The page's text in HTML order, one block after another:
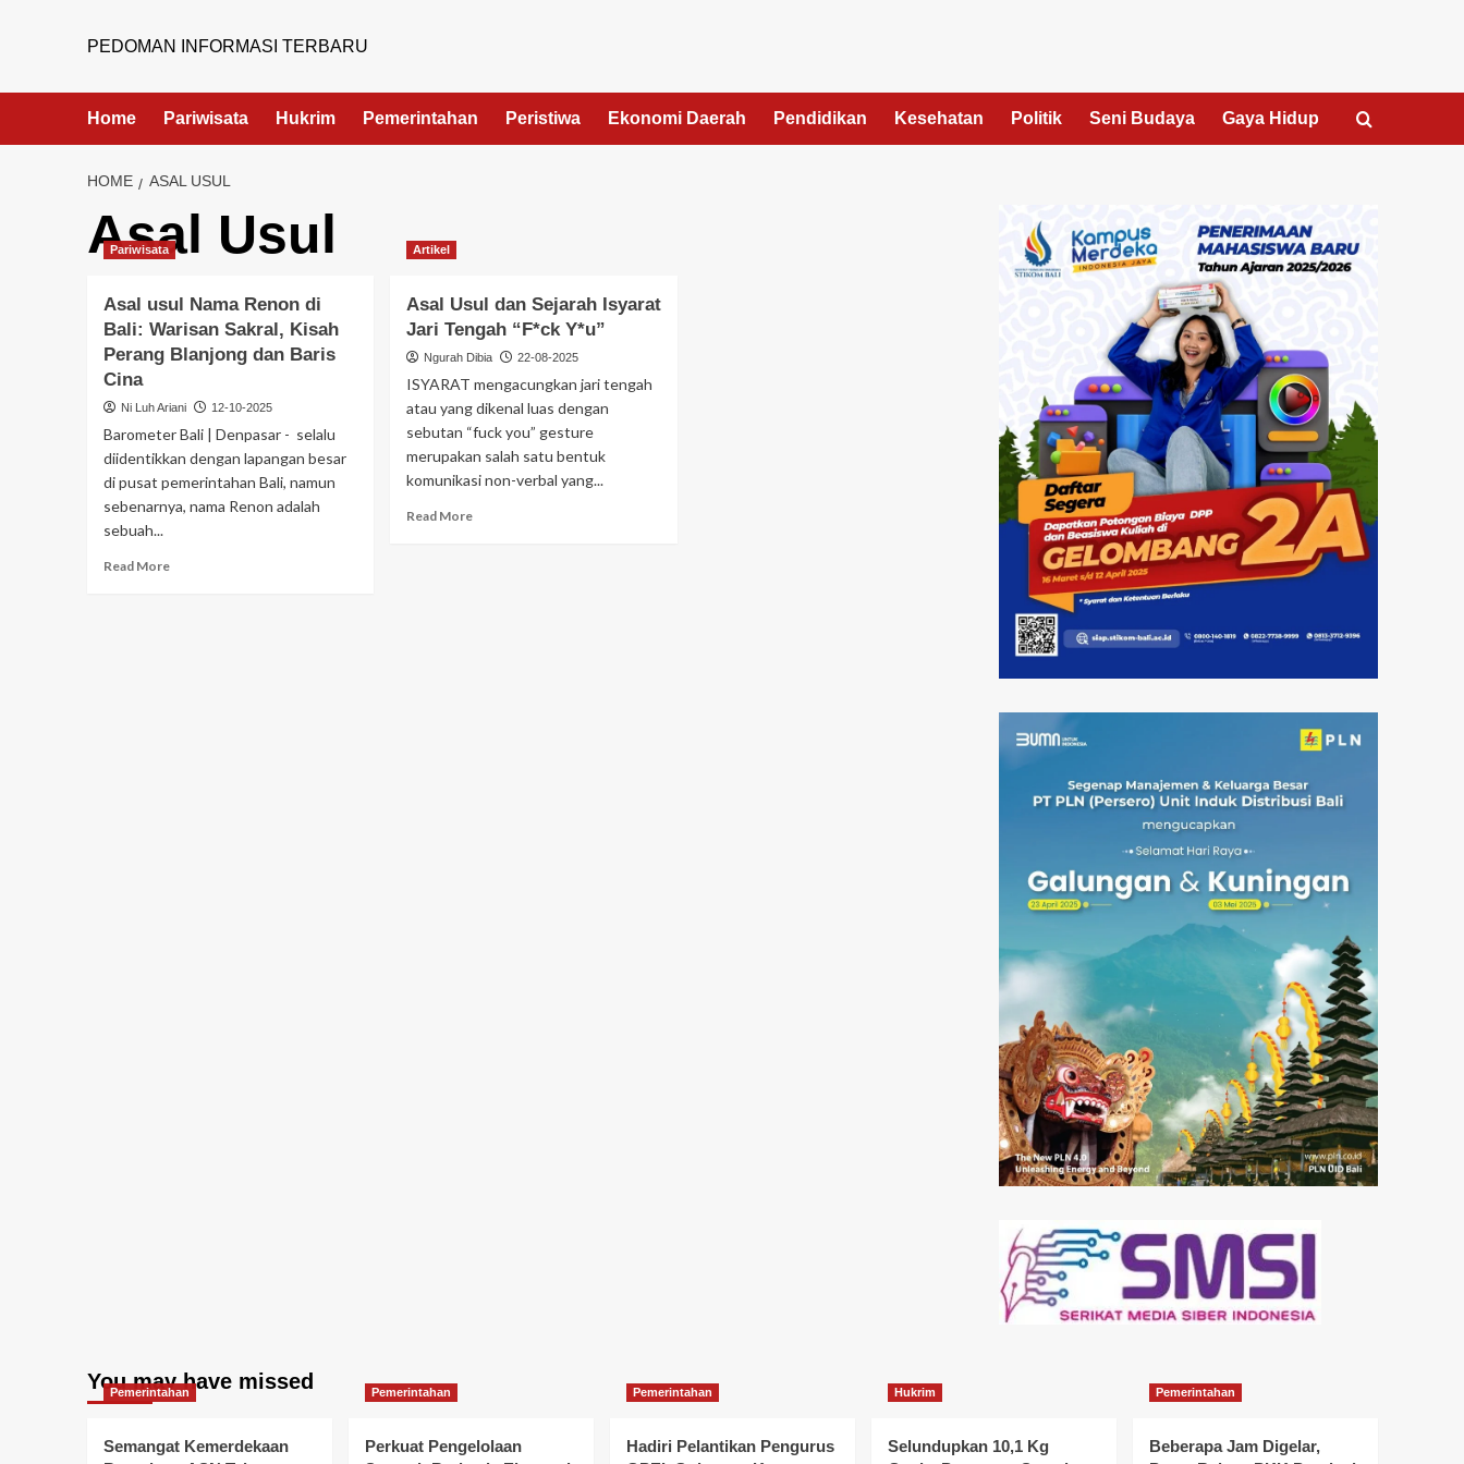
PEDOMAN INFORMASI TERBARU
Home Pariwisata Hukrim Pemerintahan Peristiwa Ekonomi Daerah Pendidikan Kesehatan Politik Seni Budaya Gaya Hidup
HOME ASAL USUL
Asal Usul
Pariwisata
Asal usul Nama Renon di
Bali: Warisan Sakral, Kisah
Perang Blanjong dan Baris
Cina
Ni Luh Ariani 12-10-2025
Barometer Bali | Denpasar - selalu
diidentikkan dengan lapangan besar
di pusat pemerintahan Bali, namun
sebenarnya, nama Renon adalah
sebuah...
Read More
Artikel
Asal Usul dan Sejarah Isyarat
Jari Tengah “F*ck Y*u”
Ngurah Dibia 22-08-2025
ISYARAT mengacungkan jari tengah
atau yang dikenal luas dengan
sebutan “fuck you” gesture
merupakan salah satu bentuk
komunikasi non-verbal yang...
Read More
You may have missed
Pemerintahan
Semangat Kemerdekaan
Pemerintahan
Perkuat Pengelolaan
Pemerintahan
Hadiri Pelantikan Pengurus
Hukrim
Selundupkan 10,1 Kg
Pemerintahan
Beberapa Jam Digelar,